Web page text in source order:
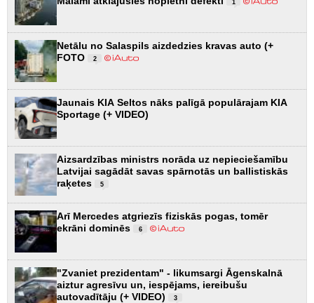
1
Netālu no Salaspils aizdedzies kravas auto (+
FOTO
2
Jaunais KIA Seltos nāks palīgā populārajam KIA
Sportage (+ VIDEO)
Aizsardzības ministrs norāda uz nepieciešamību
Latvijai sagādāt savas spārnotās un ballistiskās
raķetes
5
Arī Mercedes atgriezīs fiziskās pogas, tomēr
ekrāni dominēs
6
"Zvaniet prezidentam" - likumsargi Āgenskalnā
aiztur agresīvu un, iespējams, iereibušu
autovadītāju (+ VIDEO)
3